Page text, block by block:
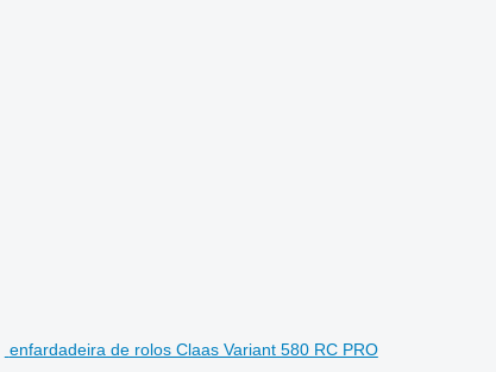
enfardadeira de rolos Claas Variant 580 RC PRO